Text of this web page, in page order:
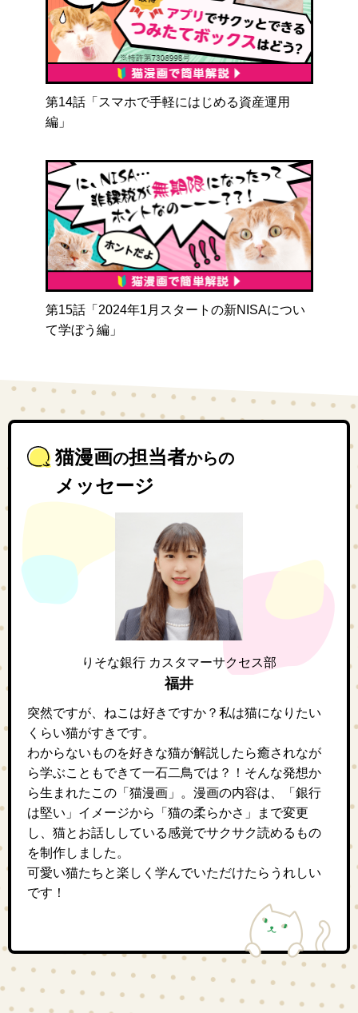
第14話「スマホで手軽にはじめる資産運用
編」
第15話「2024年1月スタートの新NISAについ
て学ぼう編」
猫漫画の担当者からの
メッセージ
りそな銀行 カスタマーサクセス部
福井
突然ですが、ねこは好きですか？私は猫になりたい
くらい猫がすきです。
わからないものを好きな猫が解説したら癒されなが
ら学ぶこともできて一石二鳥では？！そんな発想か
ら生まれたこの「猫漫画」。漫画の内容は、「銀行
は堅い」イメージから「猫の柔らかさ」まで変更
し、猫とお話ししている感覚でサクサク読めるもの
を制作しました。
可愛い猫たちと楽しく学んでいただけたらうれしい
です！